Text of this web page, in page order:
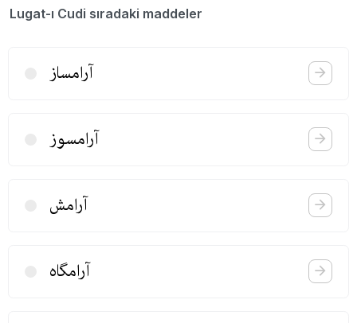
Lugat-ı Cudi sıradaki maddeler
آرامساز
آرامسوز
آرامش
آرامگاه